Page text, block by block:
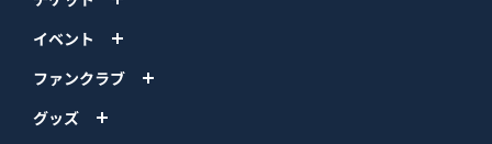
イベント
ファンクラブ
グッズ